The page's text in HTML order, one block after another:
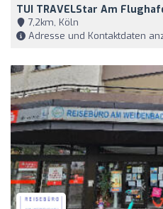
TUI TRAVELStar Am
7,2km, Köln
Adresse und Kontaktdaten